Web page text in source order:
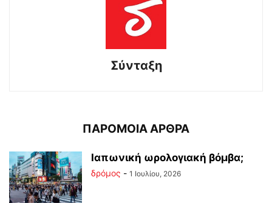
Σύνταξη
ΠΑΡΟΜΟΙΑ ΑΡΘΡΑ
Ιαπωνική ωρολογιακή βόμβα;
δρόμος - 1 Ιουλίου, 2026